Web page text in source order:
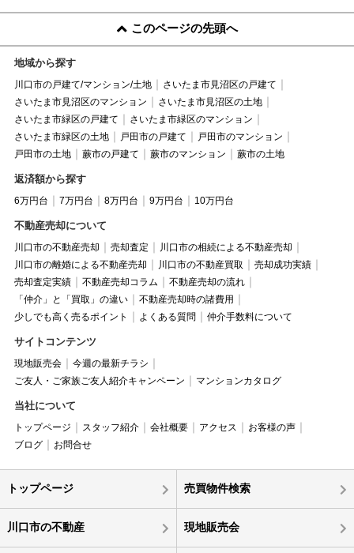
このページの先頭へ
地域から探す
川口市の戸建て/マンション/土地
さいたま市見沼区の戸建て
さいたま市見沼区のマンション
さいたま市見沼区の土地
さいたま市緑区の戸建て
さいたま市緑区のマンション
さいたま市緑区の土地
戸田市の戸建て
戸田市のマンション
戸田市の土地
蕨市の戸建て 蕨市のマンション 蕨市の土地
返済額から探す
6万円台 7万円台 8万円台 9万円台 10万円台
不動産売却について
川口市の不動産売却 売却査定
川口市の相続による不動産売却
川口市の離婚による不動産売却
川口市の不動産買取
売却成功実績
売却査定実績
不動産売却コラム
不動産売却の流れ
「仲介」と「買取」の違い
不動産売却時の諸費用
少しでも高く売るポイント
よくある質問 仲介手数料について
サイトコンテンツ
現地販売会
今週の最新チラシ
ご友人・ご家族ご友人紹介キャンペーン
マンションカタログ
当社について
トップページ スタッフ紹介 会社概要 アクセス
お客様の声
ブログ
お問合せ
トップページ 売買物件検索
川口市の不動産 現地販売会